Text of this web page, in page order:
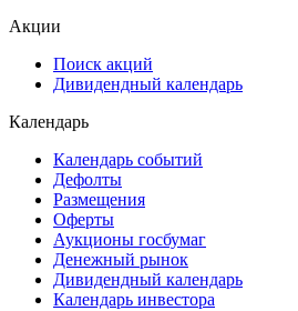
Акции
Поиск акций
Дивидендный календарь
Календарь
Календарь событий
Дефолты
Размещения
Оферты
Аукционы госбумаг
Денежный рынок
Дивидендный календарь
Календарь инвестора